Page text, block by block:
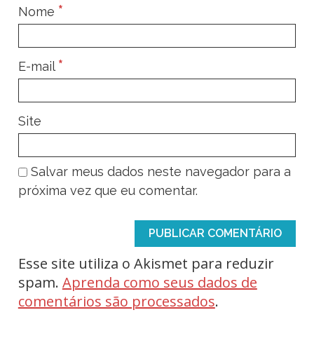
Nome *
E-mail *
Site
Salvar meus dados neste navegador para a
próxima vez que eu comentar.
Esse site utiliza o Akismet para reduzir
spam. Aprenda como seus dados de
comentários são processados.